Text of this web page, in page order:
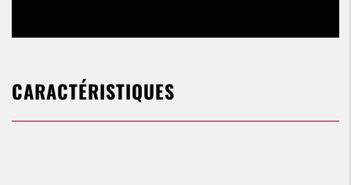
CARACTÉRISTIQUES